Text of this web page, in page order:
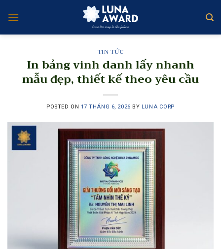
TIN TỨC
In bảng vinh danh lấy nhanh
mẫu đẹp, thiết kế theo yêu cầu
POSTED ON 17 THÁNG 6, 2026 BY LUNA CORP